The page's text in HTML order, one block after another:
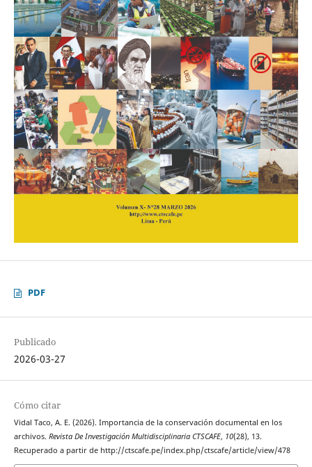
PDF
Publicado
2026-03-27
Cómo citar
Vidal Taco, A. E. (2026). Importancia de la conservación documental en los
archivos. Revista De Investigación Multidisciplinaria CTSCAFE, 10(28), 13.
Recuperado a partir de http://ctscafe.pe/index.php/ctscafe/article/view/478